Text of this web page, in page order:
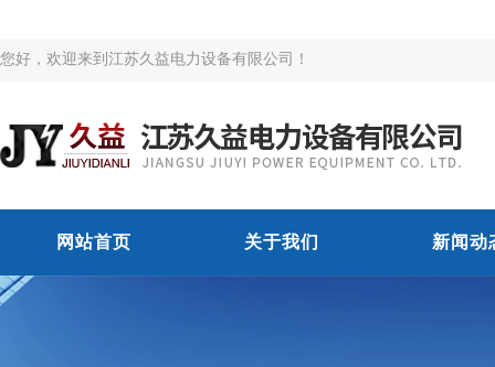
您好，欢迎来到江苏久益电力设备有限公司！
网站首页 关于我们 新闻动